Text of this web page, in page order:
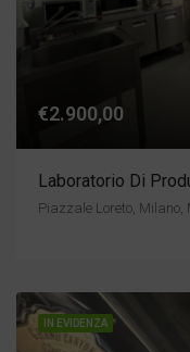
€2.900,00
Laboratorio Di
Piazzale Loreto, Milano,
IN EVIDENZA